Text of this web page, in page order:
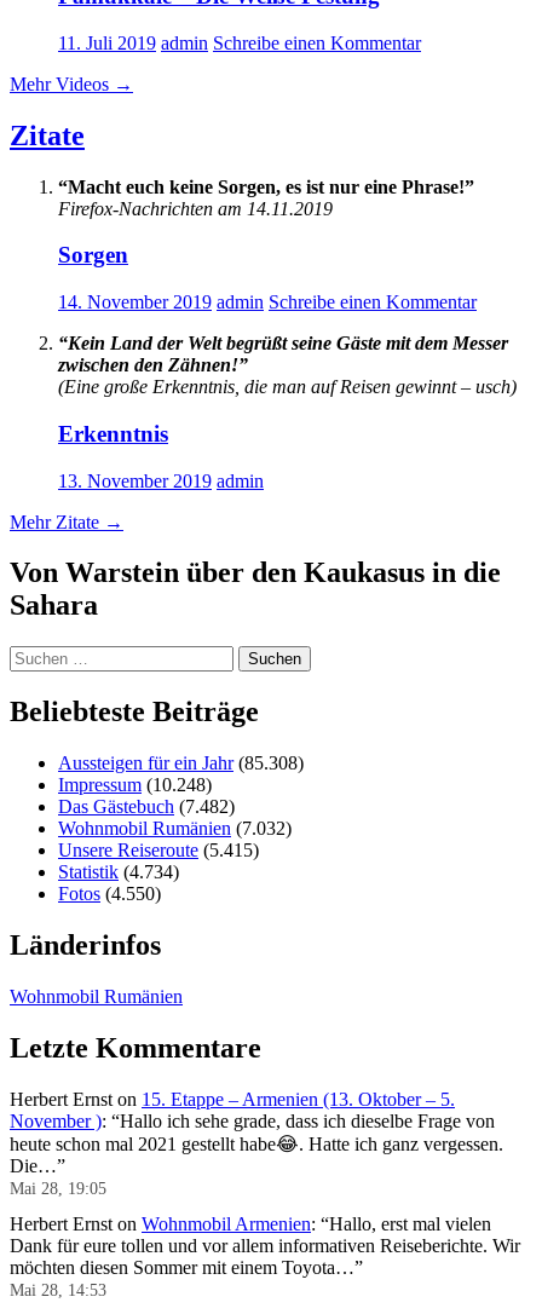
11. Juli 2019 admin Schreibe einen Kommentar
Mehr Videos →
Zitate
“Macht euch keine Sorgen, es ist nur eine Phrase!”
Firefox-Nachrichten am 14.11.2019
Sorgen
14. November 2019 admin Schreibe einen Kommentar
“Kein Land der Welt begrüßt seine Gäste mit dem Messer
zwischen den Zähnen!”
(Eine große Erkenntnis, die man auf Reisen gewinnt – usch)
Erkenntnis
13. November 2019 admin
Mehr Zitate →
Von Warstein über den Kaukasus in die
Sahara
Suchen
nach:
Beliebteste Beiträge
Aussteigen für ein Jahr (85.308)
Impressum (10.248)
Das Gästebuch (7.482)
Wohnmobil Rumänien (7.032)
Unsere Reiseroute (5.415)
Statistik (4.734)
Fotos (4.550)
Länderinfos
Wohnmobil Rumänien
Letzte Kommentare
Herbert Ernst on 15. Etappe – Armenien (13. Oktober – 5.
November ): “Hallo ich sehe grade, dass ich dieselbe Frage von
heute schon mal 2021 gestellt habe😂. Hatte ich ganz vergessen.
Die…”
Mai 28, 19:05
Herbert Ernst on Wohnmobil Armenien: “Hallo, erst mal vielen
Dank für eure tollen und vor allem informativen Reiseberichte. Wir
möchten diesen Sommer mit einem Toyota…”
Mai 28, 14:53